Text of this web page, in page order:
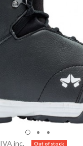
IVA inc.